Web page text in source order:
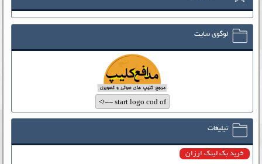
لوگوی سایت
تبلیغات
خرید بک لینک ارزان